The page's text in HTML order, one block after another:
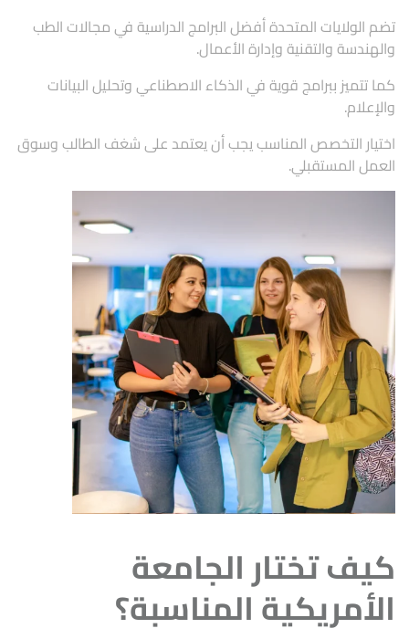
تضم الولايات المتحدة أفضل البرامج الدراسية في مجالات الطب
والهندسة والتقنية وإدارة الأعمال.
كما تتميز ببرامج قوية في الذكاء الاصطناعي وتحليل البيانات
والإعلام.
اختيار التخصص المناسب يجب أن يعتمد على شغف الطالب وسوق
العمل المستقبلي.
كيف تختار الجامعة
الأمريكية المناسبة؟